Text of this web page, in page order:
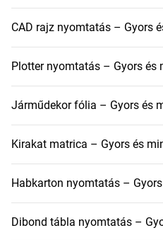
CAD rajz nyomtatás – Gyors
Plotter nyomtatás – Gyors és
Járműdekor fólia – Gyors és
Kirakat matrica – Gyors és
Habkarton nyomtatás –
Dibond tábla nyomtatás –